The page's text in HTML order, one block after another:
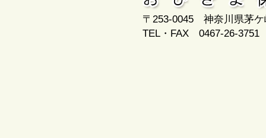
〒253-0045 神奈川県茅ケ
TEL・FAX 0467-26-3751